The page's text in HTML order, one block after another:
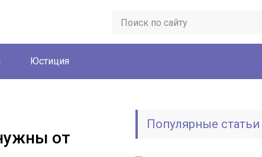
Юстиция
от
Популярные статьи